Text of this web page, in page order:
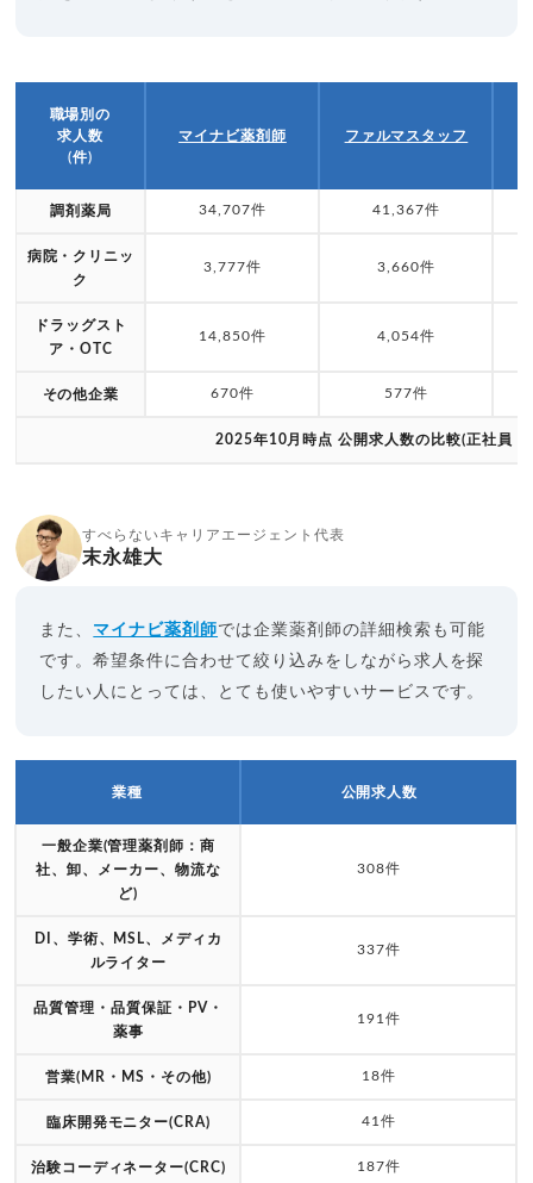
職場別の
求人数
(件)
マイナビ薬剤師 ファルマスタッフ
調剤薬局 34,707件 41,367件
病院・クリニッ
ク
3,777件 3,660件
ドラッグスト
ア・OTC
14,850件 4,054件
その他企業 670件 577件
2025年10月時点 公開求人数の比較(正社員・
すべらないキャリアエージェント代表
末永雄大
また、 マイナビ薬剤師では企業薬剤師の詳細検索も可能
です。希望条件に合わせて絞り込みをしながら求人を探
したい人にとっては、とても使いやすいサービスです。
業種 公開求人数
一般企業(管理薬剤師：商
社、卸、メーカー、物流な
ど)
308件
DI、学術、MSL、メディカ
ルライター
337件
品質管理・品質保証・PV・
薬事
191件
営業(MR・MS・その他) 18件
臨床開発モニター(CRA) 41件
治験コーディネーター(CRC) 187件